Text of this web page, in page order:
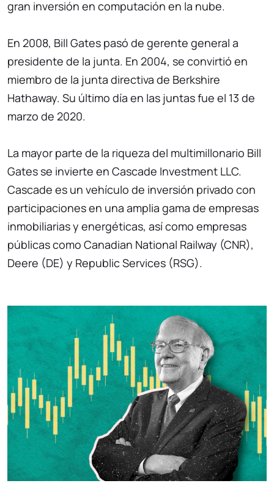
gran inversión en computación en la nube.
En 2008, Bill Gates pasó de gerente general a
presidente de la junta. En 2004, se convirtió en
miembro de la junta directiva de Berkshire
Hathaway. Su último día en las juntas fue el 13 de
marzo de 2020.
La mayor parte de la riqueza del multimillonario Bill
Gates se invierte en Cascade Investment LLC.
Cascade es un vehículo de inversión privado con
participaciones en una amplia gama de empresas
inmobiliarias y energéticas, así como empresas
públicas como Canadian National Railway (CNR),
Deere (DE) y Republic Services (RSG).